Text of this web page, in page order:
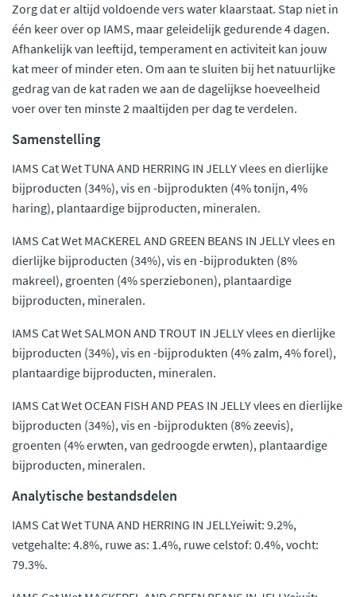
Zorg dat er altijd voldoende vers water klaarstaat. Stap niet in
één keer over op IAMS, maar geleidelijk gedurende 4 dagen.
Afhankelijk van leeftijd, temperament en activiteit kan jouw
kat meer of minder eten. Om aan te sluiten bij het natuurlijke
gedrag van de kat raden we aan de dagelijkse hoeveelheid
voer over ten minste 2 maaltijden per dag te verdelen.
Samenstelling
IAMS Cat Wet TUNA AND HERRING IN JELLY vlees en dierlijke
bijproducten (34%), vis en -bijprodukten (4% tonijn, 4%
haring), plantaardige bijproducten, mineralen.
IAMS Cat Wet MACKEREL AND GREEN BEANS IN JELLY vlees en
dierlijke bijproducten (34%), vis en -bijprodukten (8%
makreel), groenten (4% sperziebonen), plantaardige
bijproducten, mineralen.
IAMS Cat Wet SALMON AND TROUT IN JELLY vlees en dierlijke
bijproducten (34%), vis en -bijprodukten (4% zalm, 4% forel),
plantaardige bijproducten, mineralen.
IAMS Cat Wet OCEAN FISH AND PEAS IN JELLY vlees en dierlijke
bijproducten (34%), vis en -bijprodukten (8% zeevis),
groenten (4% erwten, van gedroogde erwten), plantaardige
bijproducten, mineralen.
Analytische bestandsdelen
IAMS Cat Wet TUNA AND HERRING IN JELLYeiwit: 9.2%,
vetgehalte: 4.8%, ruwe as: 1.4%, ruwe celstof: 0.4%, vocht:
79.3%.